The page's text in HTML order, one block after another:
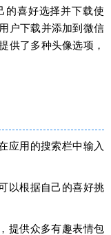
的喜好选择并下载使
户下载并添加到微信
供了多种头像选项，
用的搜索栏中输入
根据自己的喜好挑
供众多有趣表情包